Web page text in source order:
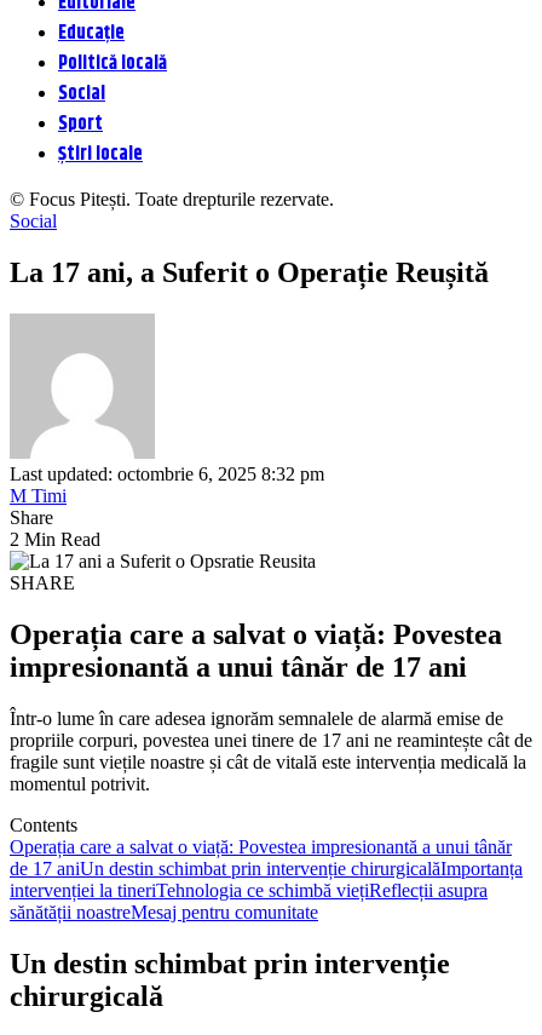
Educație
Politică locală
Social
Sport
Știri locale
© Focus Pitești. Toate drepturile rezervate.
Social
La 17 ani, a Suferit o Operație Reușită
Last updated: octombrie 6, 2025 8:32 pm
M Timi
Share
2 Min Read
SHARE
Operația care a salvat o viață: Povestea
impresionantă a unui tânăr de 17 ani
Într-o lume în care adesea ignorăm semnalele de alarmă emise de
propriile corpuri, povestea unei tinere de 17 ani ne reamintește cât de
fragile sunt viețile noastre și cât de vitală este intervenția medicală la
momentul potrivit.
Contents
Operația care a salvat o viață: Povestea impresionantă a unui tânăr
de 17 aniUn destin schimbat prin intervenție chirurgicalăImportanța
intervenției la tineriTehnologia ce schimbă viețiReflecții asupra
sănătății noastreMesaj pentru comunitate
Un destin schimbat prin intervenție
chirurgicală